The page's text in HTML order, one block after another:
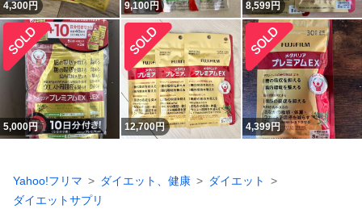
4,300円 9,100円 8,599円
5,000円 12,700円 4,399円
Yahoo!フリマ ダイエット、健康
ダイエット
ダイエットサプリ